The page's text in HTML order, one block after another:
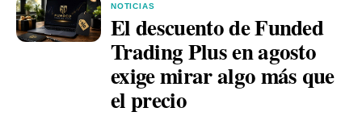
NOTICIAS
El descuento de Funded
Trading Plus en agosto
exige mirar algo más que
el precio